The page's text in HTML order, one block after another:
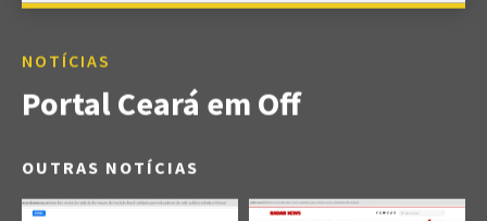
NOTÍCIAS
Portal Ceará em Off
OUTRAS NOTÍCIAS